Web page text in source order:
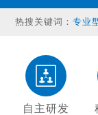
热搜关键词：经济
温湿
配电
气体
其他
自主研发